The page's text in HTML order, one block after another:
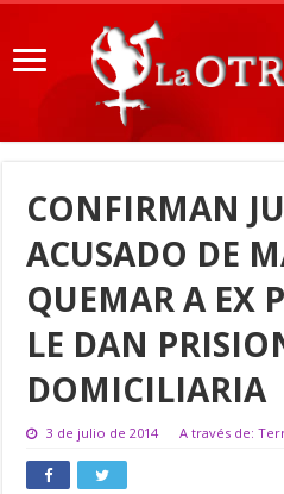
CONFIRMAN
ACUSADO DE
QUEMAR A EX
LE DAN
DOMICILIARIA
3 de julio de 2014 A través de: